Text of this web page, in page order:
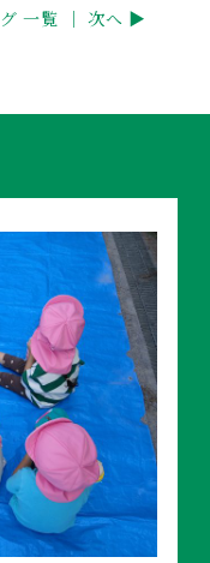
一覧 ｜ 次へ ▶